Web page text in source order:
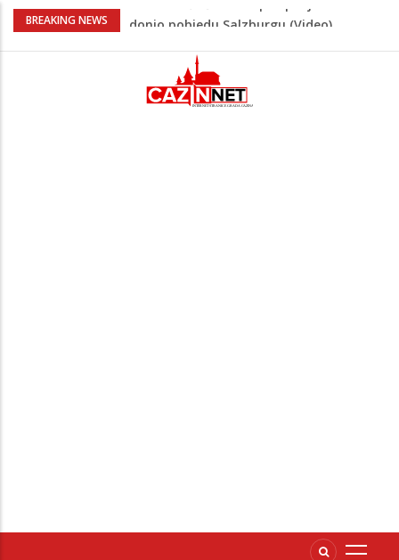
BREAKING NEWS
“Pečat slobodi 2026”: U Tržačkoj Rašteli
Unsko-sanskog kantona
Porodica iz Krajine u centru afere,
gradonačelnik Kelna pokrenuo istragu